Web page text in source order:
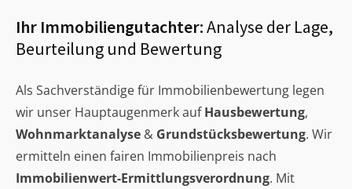
Ihr Immobiliengutachter:Analyse der Lage,
Beurteilung und Bewertung
Als Sachverständige für Immobilienbewertung legen
wir unser Hauptaugenmerk aufHausbewertung,
Wohnmarktanalyse & Grundstücksbewertung. Wir
ermitteln einen fairen Immobilienpreis nach
Immobilienwert-Ermittlungsverordnung. Mit